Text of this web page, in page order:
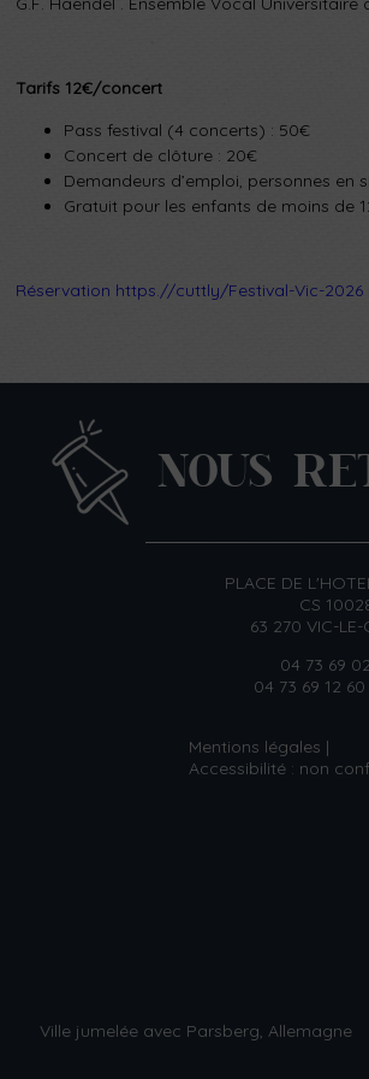
Tarifs 12€/concert
Pass festival (4 concerts) : 50€
Concert de clôture : 20€
Demandeurs d’emploi, personnes en
Gratuit pour les enfants de moins de
Réservation https.//cuttly/Festival-Vic-2026
NOUS
PLACE DE
CS
63 270 VIC-LE-
04 73 69
04 73 69 12
Mentions légales
Accessibilité : non
Ville jumelée avec Parsberg, Allemagne